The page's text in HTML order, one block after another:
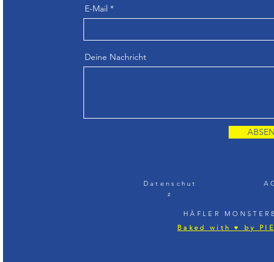
E-Mail
Deine Nachricht
Datenschut
z
HÄFLER
Baked with ♥ by